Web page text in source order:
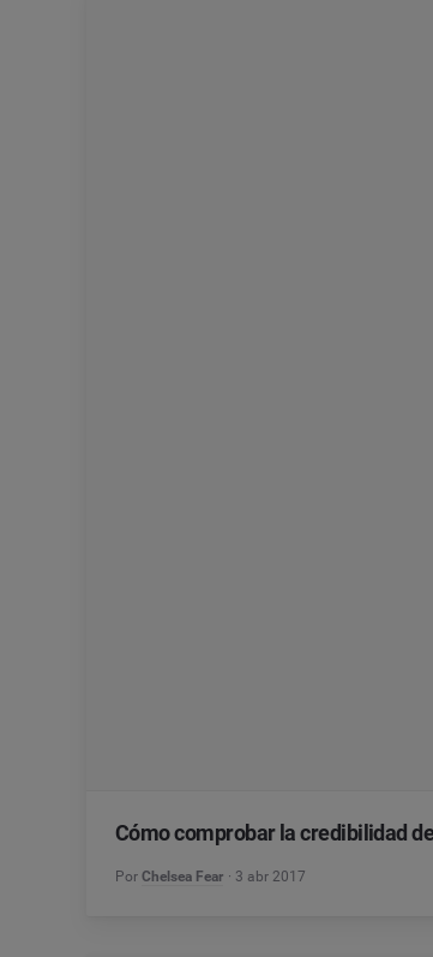
Cómo comprobar la credibilidad
Por Chelsea Fear 3 abr 2017